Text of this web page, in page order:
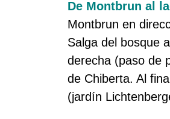
De Montbrun al
Montbrun en
Salga del bosque
derecha (paso de
de Chiberta. Al
(jardín